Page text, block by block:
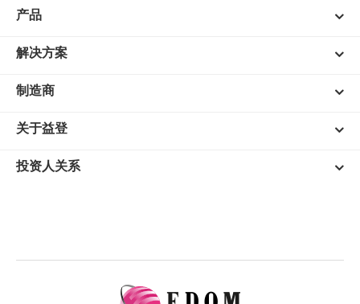
产品
解决方案
制造商
关于益登
投资人关系